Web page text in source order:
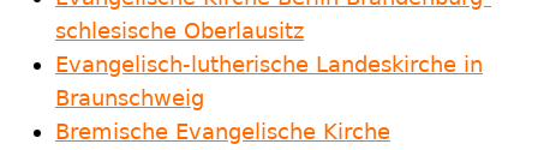
schlesische Oberlausitz
Evangelisch-lutherische Landeskirche in
Braunschweig
Bremische Evangelische Kirche